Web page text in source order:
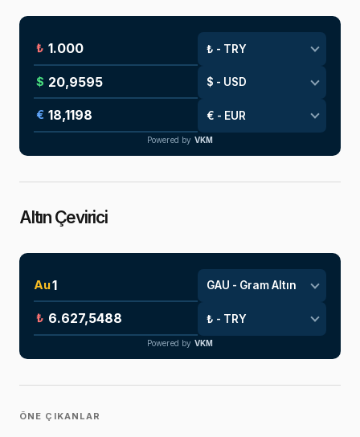
₺
$
€
Powered by VKM
Altın Çevirici
Au
₺
Powered by VKM
ÖNE ÇIKANLAR